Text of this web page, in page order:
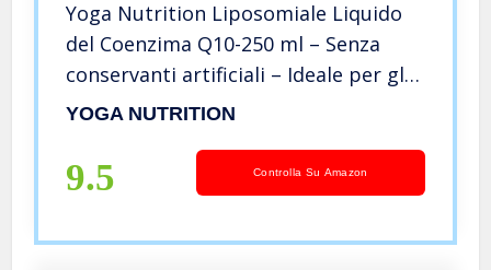
Yoga Nutrition Liposomiale Liquido
del Coenzima Q10-250 ml – Senza
conservanti artificiali – Ideale per gli
utenti di statine
YOGA NUTRITION
9.5 Controlla Su Amazon